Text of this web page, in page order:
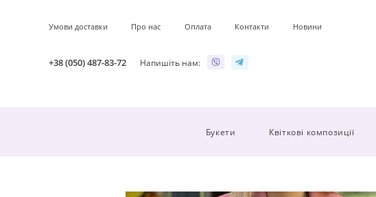
Умови доставки Про нас Оплата Контакти Новини
+38 (050) 487-83-72 Напишіть нам:
Букети Квіткові композиції